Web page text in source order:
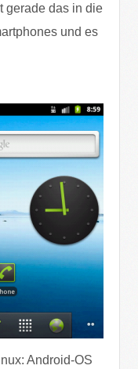
gerade das in die
und es
Android-OS